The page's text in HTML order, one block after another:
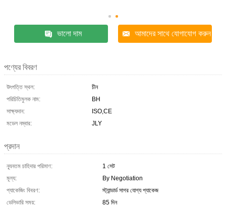
ভালো দাম আমাদের সাথে যোগাযোগ করুন
পণ্যের বিবরণ
উৎপত্তি স্থল:
চীন
পরিচিতিমুলক নাম:
BH
সাক্ষ্যদান:
ISO,CE
মডেল নম্বার:
JLY
প্রদান
ন্যূনতম চাহিদার পরিমাণ:
1 সেট
মূল্য:
By Negotiation
প্যাকেজিং বিবরণ:
স্ট্যান্ডার্ড সাগর যোগ্য প্যাকেজ
ডেলিভারি সময়:
85 দিন